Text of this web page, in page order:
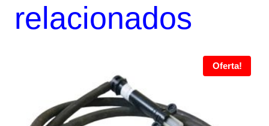
relacionados
Oferta!